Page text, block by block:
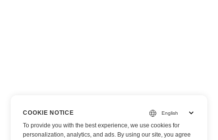
COOKIE NOTICE
To provide you with the best experience, we use cookies for
personalization, analytics, and ads. By using our site, you agree